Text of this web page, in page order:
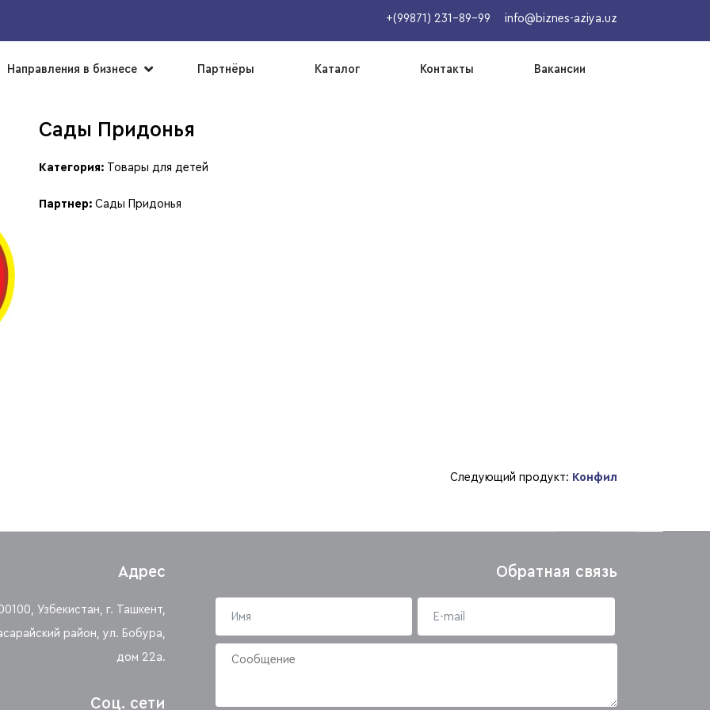
+(99871) 231-89-99 info@biznes-aziya.uz
Направления в бизнесе ▼ Партнёры Каталог Контакты Вакансии
Сады Придонья
Категория: Товары для детей
Партнер: Сады Придонья
Следующий продукт: Конфил
Адрес
Узбекистан, г. Ташкент,
район, ул. Бобура,
дом 22а.
Соц. сети
Обратная связь